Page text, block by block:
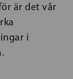
är det vår
i